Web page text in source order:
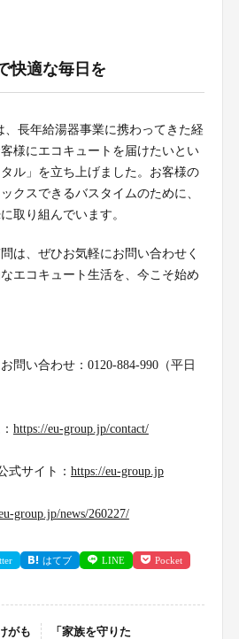
快適な毎日を
、長年給湯器事業に携わってきた経
様にエコキュートを届けたいとい
ル」を立ち上げました。お客様の
クスできるバスタイムのために、
取り組んでいます。
は、ぜひお気軽にお問い合わせく
エコキュート生活を、今こそ始め
問い合わせ：0120-884-990（平日
https://eu-group.jp/contact/
式サイト： https://eu-group.jp
group.jp/news/260227/
はてブ LINE Pocket
がも
「家族を守りた